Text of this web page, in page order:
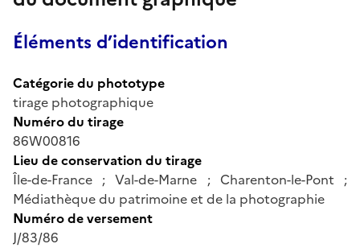
Éléments d’identification
Catégorie du phototype
tirage photographique
Numéro du tirage
86W00816
Lieu de conservation du tirage
Île-de-France ; Val-de-Marne ; Charenton-le-Pont ;
Médiathèque du patrimoine et de la photographie
Numéro de versement
J/83/86